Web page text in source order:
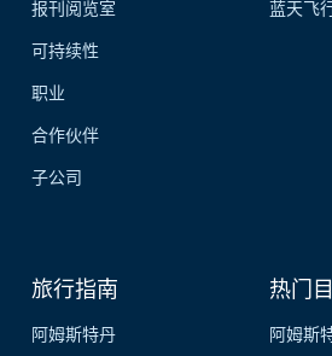
报刊阅览室
可持续性
职业
合作伙伴
子公司
蓝天飞
旅行指南
阿姆斯特丹
热门
阿姆斯